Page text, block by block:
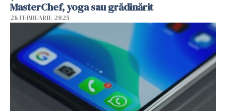
MasterChef, yoga sau grădinărit
28 FEBRUARIE 2025